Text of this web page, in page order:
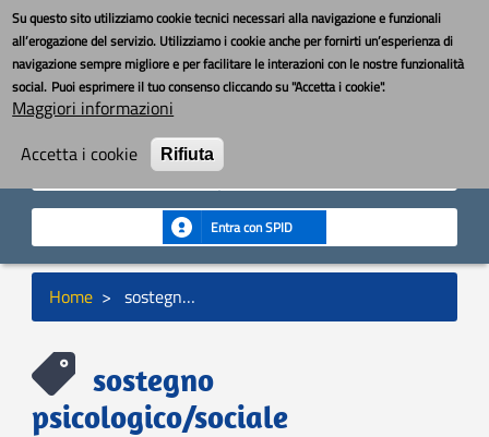
Su questo sito utilizziamo cookie tecnici necessari alla navigazione e funzionali
all’erogazione del servizio. Utilizziamo i cookie anche per fornirti un’esperienza di
navigazione sempre migliore e per facilitare le interazioni con le nostre funzionalità
social. Puoi esprimere il tuo consenso cliccando su "Accetta i cookie".
Maggiori informazioni
Accetta i cookie
Rifiuta
Salta
contenuto
principale
YouBOS Toggle
CercaCerca
Seguici:
Entra con SPID
Briciole
di
pane
Home sostegno psicologico/sociale
sostegno
psicologico/sociale